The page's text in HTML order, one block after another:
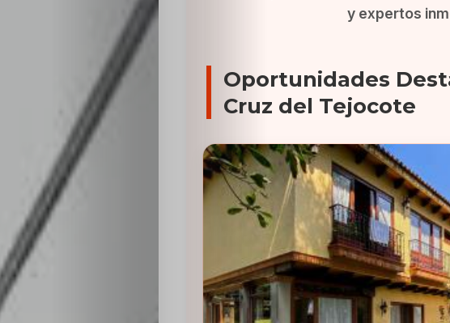
y expertos
Oportunidades
Cruz del Tejocote